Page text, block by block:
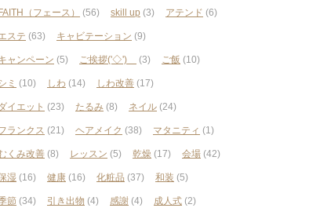
FAITH（フェース） (56) skill up (3) アテンド (6)
ステ (63) キャビテーション (9)
ャンペーン (5) ご挨拶('◇')ゞ (3) ご飯 (10)
ミ (10) しわ (14) しわ改善 (17)
イエット (23) たるみ (8) ネイル (24)
ランクス (21) ヘアメイク (38) マタニティ (1)
くみ改善 (8) レッスン (5) 乾燥 (17) 会場 (42)
湿 (16) 健康 (16) 化粧品 (37) 和装 (5)
節 (34) 引き出物 (4) 感謝 (4) 成人式 (2)